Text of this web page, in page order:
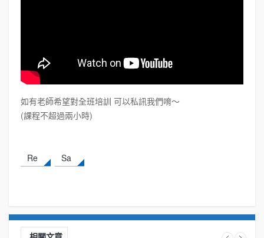
如有老師希望對全班培訓 可以私訊我們唷～
(課程不超過兩小時)
Re Sa